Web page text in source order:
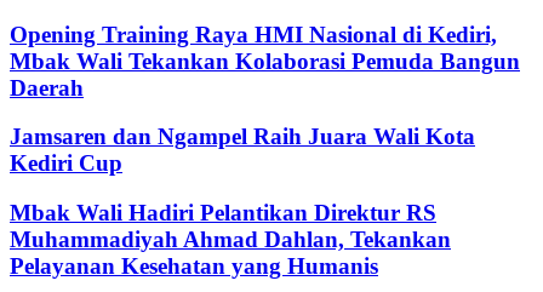
Opening Training Raya HMI Nasional di Kediri,
Mbak Wali Tekankan Kolaborasi Pemuda Bangun
Daerah
Jamsaren dan Ngampel Raih Juara Wali Kota
Kediri Cup
Mbak Wali Hadiri Pelantikan Direktur RS
Muhammadiyah Ahmad Dahlan, Tekankan
Pelayanan Kesehatan yang Humanis